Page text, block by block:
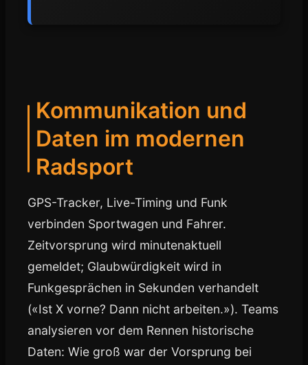
Kommunikation und
Daten im modernen
Radsport
GPS-Tracker, Live-Timing und Funk
verbinden Sportwagen und Fahrer.
Zeitvorsprung wird minutenaktuell
gemeldet; Glaubwürdigkeit wird in
Funkgesprächen in Sekunden verhandelt
(«Ist X vorne? Dann nicht arbeiten.»). Teams
analysieren vor dem Rennen historische
Daten: Wie groß war der Vorsprung bei